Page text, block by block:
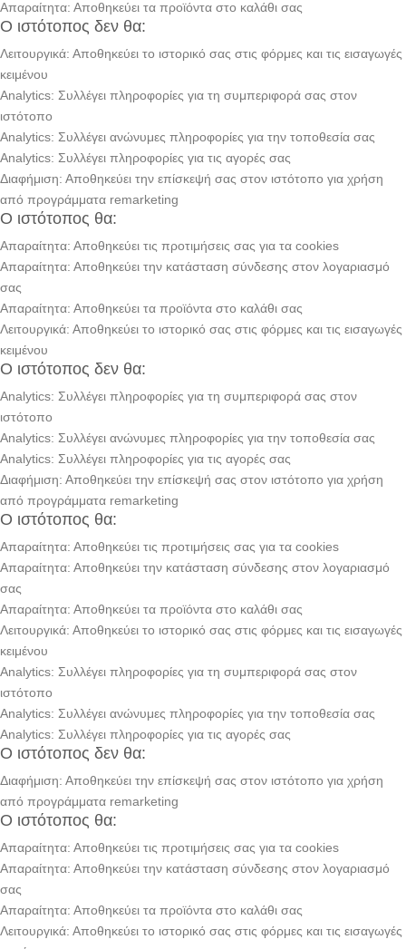
Απαραίτητα: Αποθηκεύει τα προϊόντα στο καλάθι σας
Ο ιστότοπος δεν θα:
Λειτουργικά: Αποθηκεύει το ιστορικό σας στις φόρμες και τις εισαγωγές
κειμένου
Analytics: Συλλέγει πληροφορίες για τη συμπεριφορά σας στον
ιστότοπο
Analytics: Συλλέγει ανώνυμες πληροφορίες για την τοποθεσία σας
Analytics: Συλλέγει πληροφορίες για τις αγορές σας
Διαφήμιση: Αποθηκεύει την επίσκεψή σας στον ιστότοπο για χρήση
από προγράμματα remarketing
Ο ιστότοπος θα:
Απαραίτητα: Αποθηκεύει τις προτιμήσεις σας για τα cookies
Απαραίτητα: Αποθηκεύει την κατάσταση σύνδεσης στον λογαριασμό
σας
Απαραίτητα: Αποθηκεύει τα προϊόντα στο καλάθι σας
Λειτουργικά: Αποθηκεύει το ιστορικό σας στις φόρμες και τις εισαγωγές
κειμένου
Ο ιστότοπος δεν θα:
Analytics: Συλλέγει πληροφορίες για τη συμπεριφορά σας στον
ιστότοπο
Analytics: Συλλέγει ανώνυμες πληροφορίες για την τοποθεσία σας
Analytics: Συλλέγει πληροφορίες για τις αγορές σας
Διαφήμιση: Αποθηκεύει την επίσκεψή σας στον ιστότοπο για χρήση
από προγράμματα remarketing
Ο ιστότοπος θα:
Απαραίτητα: Αποθηκεύει τις προτιμήσεις σας για τα cookies
Απαραίτητα: Αποθηκεύει την κατάσταση σύνδεσης στον λογαριασμό
σας
Απαραίτητα: Αποθηκεύει τα προϊόντα στο καλάθι σας
Λειτουργικά: Αποθηκεύει το ιστορικό σας στις φόρμες και τις εισαγωγές
κειμένου
Analytics: Συλλέγει πληροφορίες για τη συμπεριφορά σας στον
ιστότοπο
Analytics: Συλλέγει ανώνυμες πληροφορίες για την τοποθεσία σας
Analytics: Συλλέγει πληροφορίες για τις αγορές σας
Ο ιστότοπος δεν θα:
Διαφήμιση: Αποθηκεύει την επίσκεψή σας στον ιστότοπο για χρήση
από προγράμματα remarketing
Ο ιστότοπος θα:
Απαραίτητα: Αποθηκεύει τις προτιμήσεις σας για τα cookies
Απαραίτητα: Αποθηκεύει την κατάσταση σύνδεσης στον λογαριασμό
σας
Απαραίτητα: Αποθηκεύει τα προϊόντα στο καλάθι σας
Λειτουργικά: Αποθηκεύει το ιστορικό σας στις φόρμες και τις εισαγωγές